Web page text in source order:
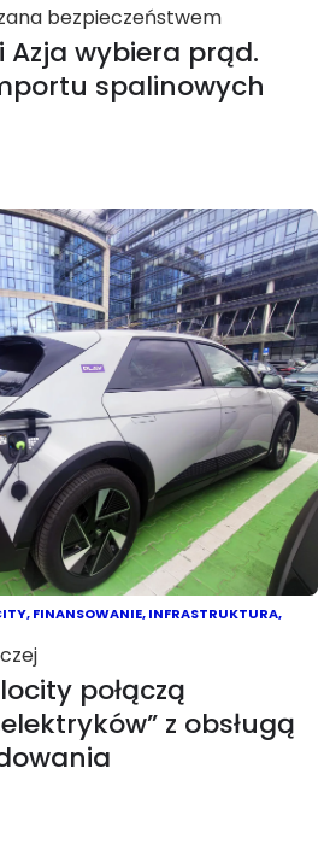
bezpieczeństwem
Azja wybiera prąd.
spalinowych
,FINANSOWANIE,INFRASTRUKTURA,
połączą
z obsługą